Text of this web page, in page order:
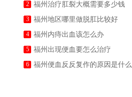
2 福州治疗肛裂大概需要多少钱
3 福州地区哪里做脱肛比较好
4 福州内痔出血该怎么办
5 福州出现便血要怎么治疗
6 福州便血反反复作的原因是什么